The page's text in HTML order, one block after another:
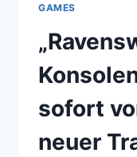
GAMES
sofort
neuer